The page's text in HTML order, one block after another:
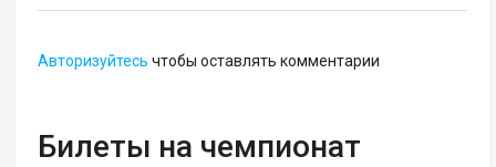
Авторизуйтесь чтобы оставлять комментарии
Билеты на чемпионат